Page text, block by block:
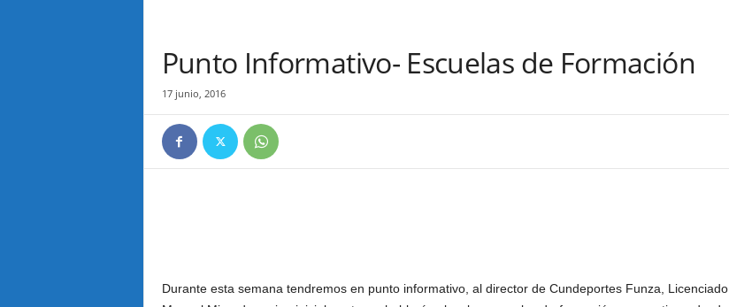
Punto Informativo- Escuelas de Formación
17 junio, 2016
Durante esta semana tendremos en punto informativo, al director de Cundeportes Funza, Licenciado